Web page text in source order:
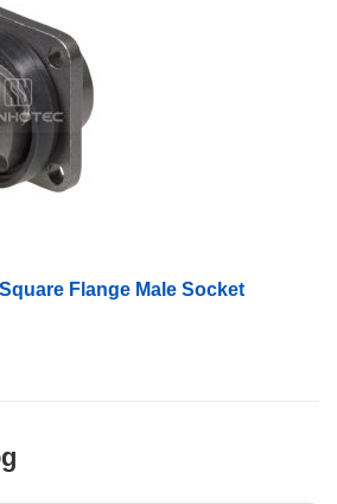
Flange Male Socket